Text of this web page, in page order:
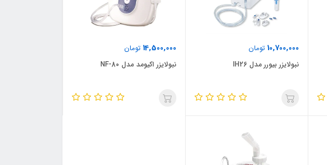
10,700,000 تومان
نبولایزر بیورر مدل IH26
14,500,000 تومان
نبولایزر اکیومد مدل NF-80